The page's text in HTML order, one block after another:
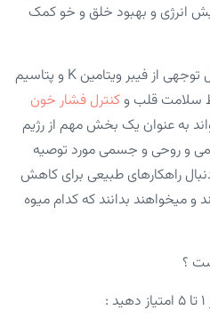
انرژی و بهبود خلق و خو کمک
همچنین، کیوی حاوی مقادیر قابل توجهی از فیبر ویتامین K و پتاسیم
سلامت قلب و کنترل فشار خون
به عنوان یک بخش مهم از رژیم
و روحی و جسمی مورد توصیه
راهکارهای طبیعی برای کاهش
میخواهند بدانند که کدام میوه
؟